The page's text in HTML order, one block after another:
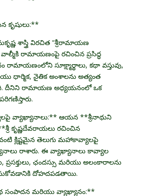
శాస్త్రి విరచిత “శ్రీరామాయణ
రామాయణంపై రచించిన ప్రసిద్ధ
రామాయణంలోని సూక్ష్మార్థాలు, కథా వస్తువు,
ధార్మిక, నైతిక అంశాలను అత్యంత
దీనిని రామాయణ అధ్యయనంలో ఒక
వ్యాఖ్యానాలు:** ఆయన **శ్రీనాథుని
కృష్ణదేవరాయలు రచించిన
క్లిష్టమైన తెలుగు మహాకావ్యాలపై
రాశారు. ఈ వ్యాఖ్యానాలు కావ్యాల
ఛందస్సు మరియు అలంకారాలను
దోహదపడతాయి.
సంపాదన మరియు వ్యాఖ్యానం:**